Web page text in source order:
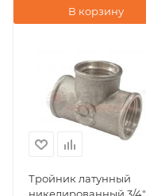
В корзину
Тройник латунный